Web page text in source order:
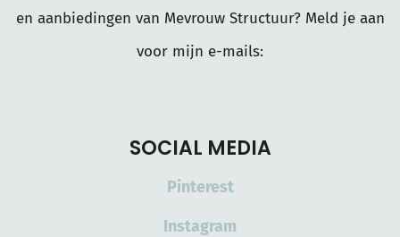
en aanbiedingen van Mevrouw Structuur? Meld je aan
voor mijn e-mails:
SOCIAL MEDIA
Pinterest
Instagram